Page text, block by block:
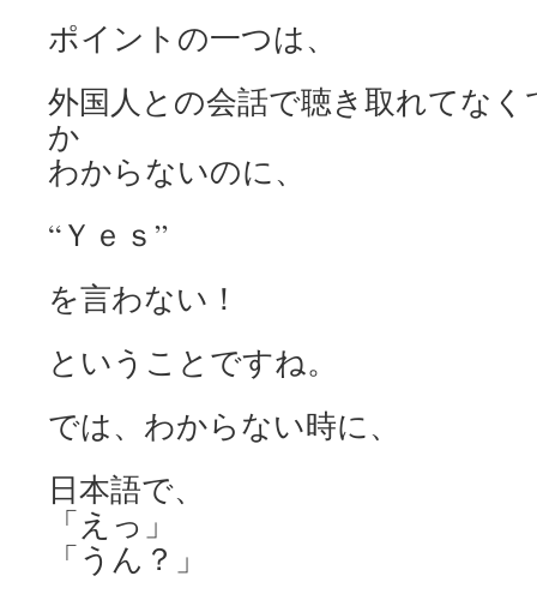
ポイントの一つは、
外国人との会話で聴き取れてな
か
わからないのに、
“Ｙｅｓ”
を言わない！
ということですね。
では、わからない時に、
日本語で、
「えっ」
「うん？」